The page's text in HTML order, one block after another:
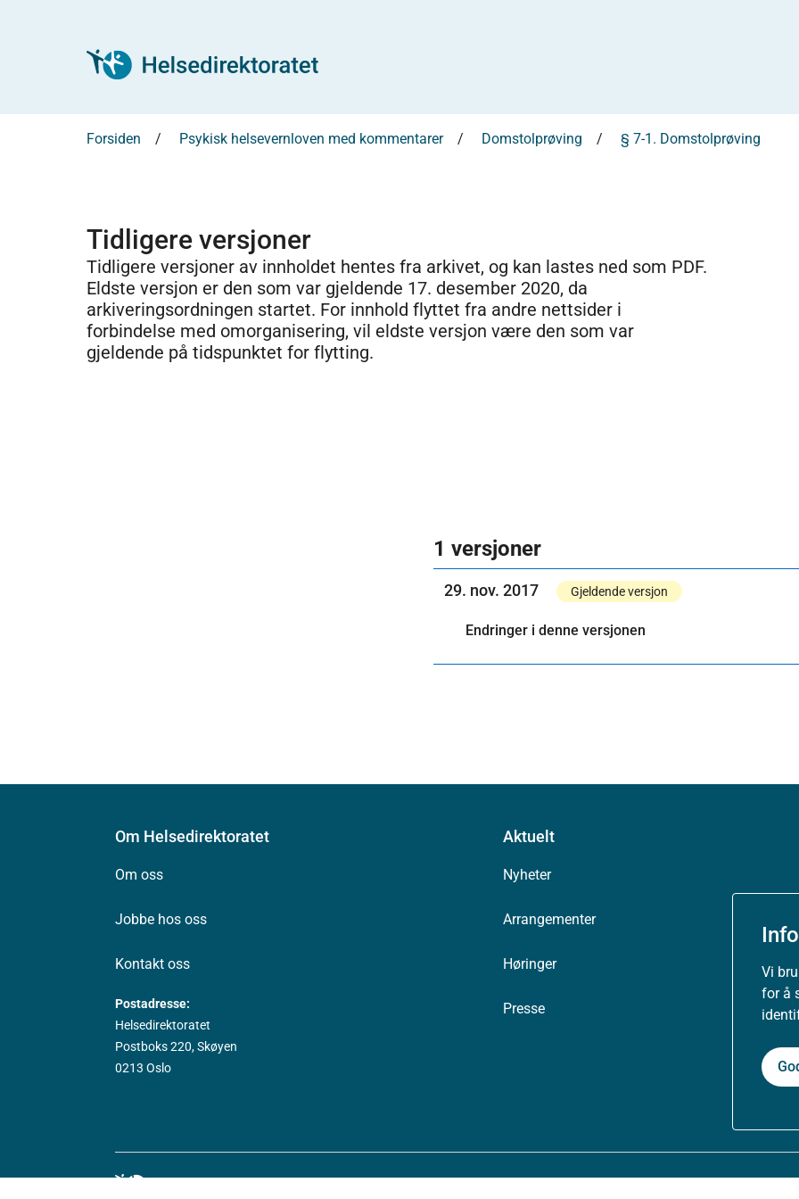
Vi
for å
Forsiden Psykisk helsevernloven med kommentarer Domstolprøving § 7-1. Domstolprøving
Tidligere versjoner
Tidligere versjoner av innholdet hentes fra arkivet, og kan lastes ned som PDF.
Eldste versjon er den som var gjeldende 17. desember 2020, da
arkiveringsordningen startet. For innhold flyttet fra andre nettsider i
forbindelse med omorganisering, vil eldste versjon være den som var
gjeldende på tidspunktet for flytting.
1 versjoner
29. nov. 2017 Gjeldende versjon
Endringer i denne versjonen
Om Helsedirektoratet
Om oss
Jobbe hos oss
Kontakt oss
Postadresse:
Helsedirektoratet
Postboks 220, Skøyen
0213 Oslo
Aktuelt
Nyheter
Arrangementer
Høringer
Presse